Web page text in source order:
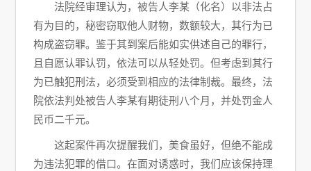
法院经审理认为，被告人李某（化名）以非法占
有为目的，秘密窃取他人财物，数额较大，其行为已
构成盗窃罪。鉴于其到案后能如实供述自己的罪行，
且自愿认罪认罚，依法可以从轻处罚。但考虑到其行
为已触犯刑法，必须受到相应的法律制裁。最终，法
院依法判处被告人李某有期徒刑八个月，并处罚金人
民币二千元。
这起案件再次提醒我们，美食虽好，但绝不能成
为违法犯罪的借口。在面对诱惑时，我们应该保持理